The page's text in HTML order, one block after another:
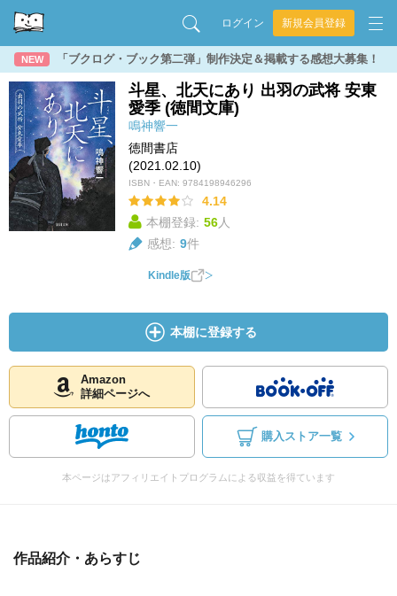
ログイン 新規会員登録
NEW 「ブクログ・ブック第二弾」制作決定＆掲載する感想大募集！
斗星、北天にあり 出羽の武将 安東
愛季 (徳間文庫)
鳴神響一
徳間書店
(2021.02.10)
ISBN・EAN: 9784198946296
4.14
本棚登録: 56人
感想: 9件
Kindle版
本棚に登録する
Amazon
詳細ページへ
購入ストア一覧
本ページはアフィリエイトプログラムによる収益を得ています
作品紹介・あらすじ